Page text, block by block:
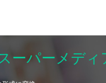
ビティ
Filmora（フ
パーメディ